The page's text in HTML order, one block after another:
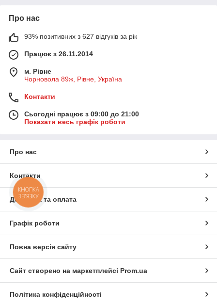
Про нас
93% позитивних з 627 відгуків за рік
Працює з 26.11.2014
м. Рівне
Чорновола 89ж, Рівне, Україна
Контакти
Сьогодні працює з 09:00 до 21:00
Показати весь графік роботи
Про нас
Контакти
Доставка та оплата
Графік роботи
Повна версія сайту
Сайт створено на маркетплейсі Prom.ua
Політика конфіденційності
КНОПКА
ЗВ'ЯЗКУ